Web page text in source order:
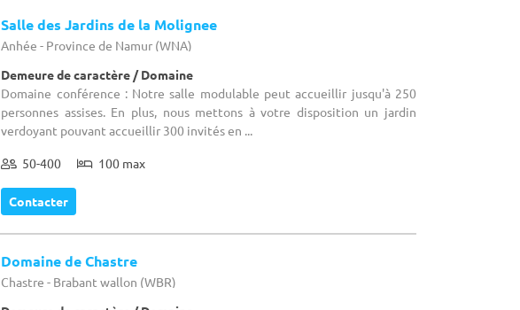
Salle des Jardins de la Molignee
Anhée - Province de Namur (WNA)
Demeure de caractère / Domaine
Domaine conférence : Notre salle modulable peut accueillir jusqu'à 250
personnes assises. En plus, nous mettons à votre disposition un jardin
verdoyant pouvant accueillir 300 invités en ...
50-400 100 max
Contacter
Domaine de Chastre
Chastre - Brabant wallon (WBR)